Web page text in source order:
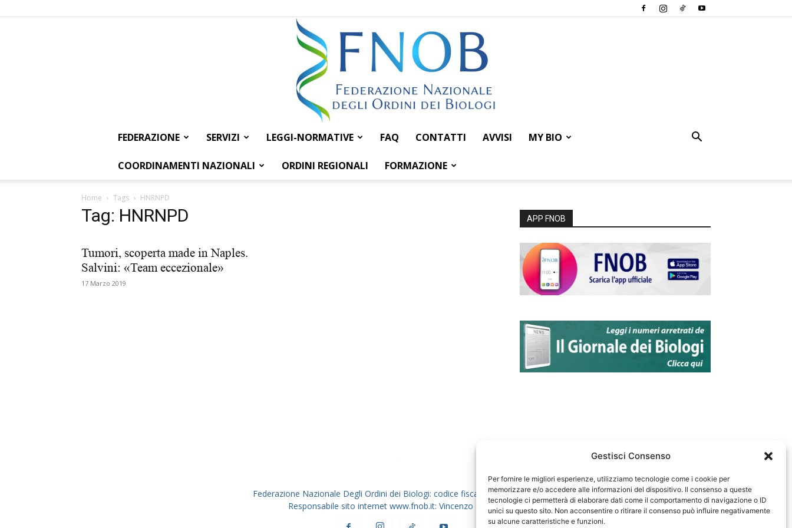
Gestisci Consenso
Per fornire le migliori esperienze, utilizziamo tecnologie come i cookie per
memorizzare e/o accedere alle informazioni del dispositivo. Il consenso a queste
tecnologie ci permetterà di elaborare dati come il comportamento di navigazione o ID
unici su questo sito. Non acconsentire o ritirare il consenso può influire negativamente
su alcune caratteristiche e funzioni.
Federazione
FEDERAZIONE SERVIZI LEGGI-NORMATIVE FAQ CONTATTI AVVISI MY BIO
COORDINAMENTI NAZIONALI ORDINI REGIONALI FORMAZIONE
Home Tags HNRNPD
Tag: HNRNPD
Tumori, scoperta made in Naples.
Salvini: «Team eccezionale»
17 Marzo 2019
APP FNOB
Federazione Nazionale Degli Ordini dei Biologi: codice fiscale 80069130583
Responsabile sito internet www.fnob.it: Vincenzo D'Anna